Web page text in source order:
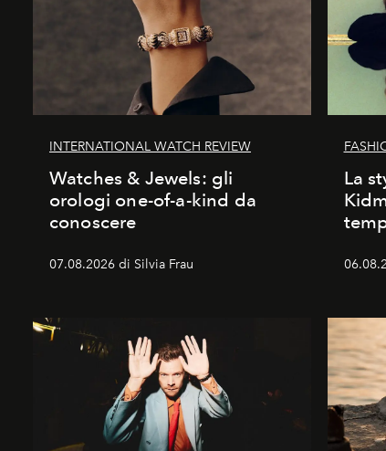
INTERNATIONAL WATCH REVIEW
Watches & Jewels: gli
orologi one-of-a-kind da
conoscere
07.08.2026 di Silvia Frau
La